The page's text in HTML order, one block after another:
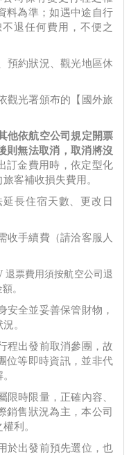
料為準；如遇中途自行
退任何費用，不便之
預約狀況、觀光地區休
觀光署頒布的【國外旅
他依航空公司規定開票
則無法取消，取消將沒
訂金費用時，依定型化
客補收損失費用。
長住宿天數、更改日
收手續費（請洽客服人
退票費用須按航空公司退
。
全並妥善保管財物，
。
程出發前取消參團，故
位等即時資訊，並非代
時限量，正確內容、
銷售狀況為主，本公司
利。
於出發前預先選位，也